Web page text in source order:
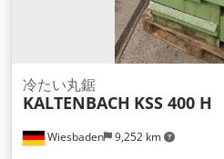
Wiesbaden 9,252 km
冷たい丸鋸
KALTENBACH KSS 400 H